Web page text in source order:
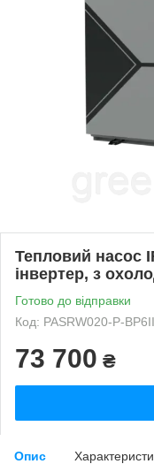
Тепловий насос
інвертер, з
Готово до відправки
Код: PASRW020-P-
73 700 ₴
Опис